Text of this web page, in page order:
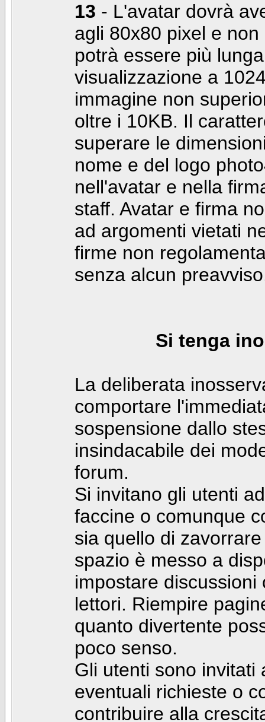
13 - L'avatar dovrà
agli 80x80 pixel e
potrà essere più
visualizzazione a
immagine non
oltre i 10KB. Il
superare le
nome e del logo
nell'avatar e nella
staff. Avatar e firma
ad argomenti vietati
firme non
senza alcun
Si tenga
La deliberata
comportare
sospensione dallo
insindacabile dei
forum.
Si invitano gli utenti
faccine o comunque
sia quello di
spazio è messo a
impostare
lettori. Riempire
quanto divertente
poco senso.
Gli utenti sono invitati
eventuali richieste o
contribuire alla